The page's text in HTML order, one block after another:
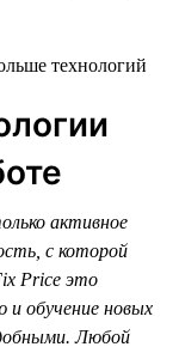
активное
с которой
Price это
обучение новых
Любой